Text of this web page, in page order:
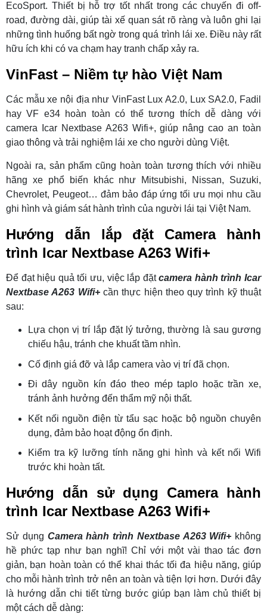
EcoSport. Thiết bị hỗ trợ tốt nhất trong các chuyến đi off-
road, đường dài, giúp tài xế quan sát rõ ràng và luôn ghi lại
những tình huống bất ngờ trong quá trình lái xe. Điều này rất
hữu ích khi có va chạm hay tranh chấp xảy ra.
VinFast – Niềm tự hào Việt Nam
Các mẫu xe nội địa như VinFast Lux A2.0, Lux SA2.0, Fadil
hay VF e34 hoàn toàn có thể tương thích dễ dàng với
camera Icar Nextbase A263 Wifi+, giúp nâng cao an toàn
giao thông và trải nghiệm lái xe cho người dùng Việt.
Ngoài ra, sản phẩm cũng hoàn toàn tương thích với nhiều
hãng xe phổ biến khác như Mitsubishi, Nissan, Suzuki,
Chevrolet, Peugeot… đảm bảo đáp ứng tối ưu mọi nhu cầu
ghi hình và giám sát hành trình của người lái tại Việt Nam.
Hướng dẫn lắp đặt Camera hành
trình Icar Nextbase A263 Wifi+
Để đạt hiệu quả tối ưu, việc lắp đặtcamera hành trình Icar
Nextbase A263 Wifi+ cần thực hiện theo quy trình kỹ thuật
sau:
Lựa chọn vị trí lắp đặt lý tưởng, thường là sau gương
chiếu hậu, tránh che khuất tầm nhìn.
Cố định giá đỡ và lắp camera vào vị trí đã chọn.
Đi dây nguồn kín đáo theo mép taplo hoặc trần xe,
tránh ảnh hưởng đến thẩm mỹ nội thất.
Kết nối nguồn điện từ tẩu sạc hoặc bộ nguồn chuyên
dụng, đảm bảo hoạt động ổn định.
Kiểm tra kỹ lưỡng tính năng ghi hình và kết nối Wifi
trước khi hoàn tất.
Hướng dẫn sử dụng Camera hành
trình Icar Nextbase A263 Wifi+
Sử dụng Camera hành trình Nextbase A263 Wifi+ không
hề phức tạp như bạn nghĩ! Chỉ với một vài thao tác đơn
giản, bạn hoàn toàn có thể khai thác tối đa hiệu năng, giúp
cho mỗi hành trình trở nên an toàn và tiện lợi hơn. Dưới đây
là hướng dẫn chi tiết từng bước giúp bạn làm chủ thiết bị
một cách dễ dàng: